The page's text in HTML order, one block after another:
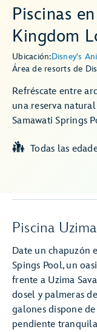
Piscinas
Kingdom
Ubicación:Disney's
Área de resorts de
Refréscate entre
una reserva
Samawati Springs
Todas las
Piscina
Date un chapuzón
Spings Pool, un
frente a Uzima
dosel y palmeras
galones dispone
pendiente